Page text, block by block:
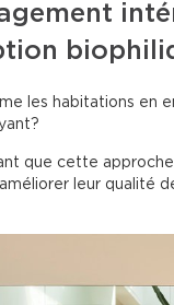
les habitations en
que cette
leur qualité